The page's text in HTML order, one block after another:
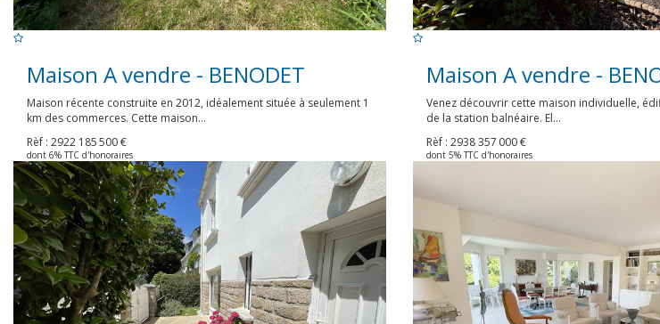
Maison A vendre - BENODET
Maison récente construite en 2012, idéalement située à seulement 1
km des commerces. Cette maison...
Rèf : 2922 185 500 €
dont 6% TTC d'honoraires
Maison A vendre -
Venez découvrir cette maison individuelle,
de la station balnéaire. El...
Rèf : 2938357 000 €
dont 5% TTC d'honoraires